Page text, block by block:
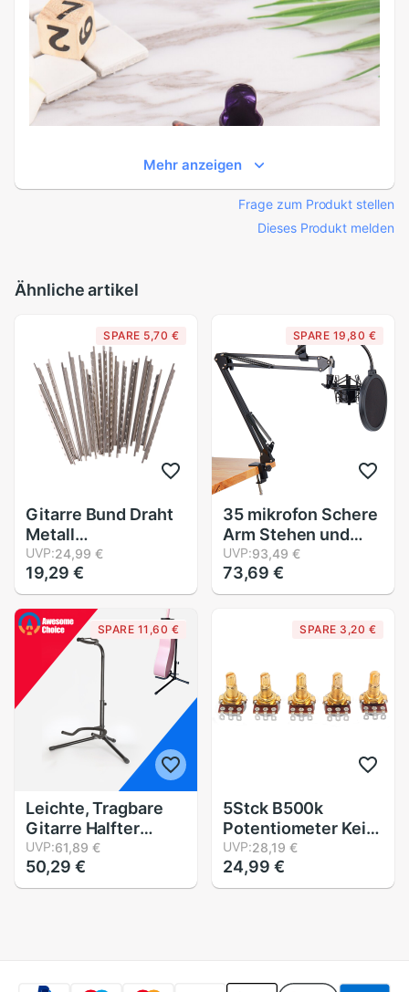
Mehr anzeigen
Frage zum Produkt stellen
Dieses Produkt melden
Ähnliche artikel
SPARE 5,70 €
Gitarre Bund Draht
Metall
Durcheinander
Kupfer-Nickel
1,7mm 19pc
UkuMandBanj
Mandoline Banjo
oder Mini Gitarre
DIY Für Gitarre
Zubehör
UVP:24,99 €
19,29 €
SPARE 19,80 €
35 mikrofon Schere
Arm Stehen und
Tisch Montage
Klemme & NW Filter
Windschutz Schild
UVP:93,49 €
73,69 €
SPARE 11,60 €
Leichte, Tragbare
Gitarre Halfter
Stehen Bass Saiten
Instrument für
Professionelle
UVP:61,89 €
50,29 €
SPARE 3,20 €
5Stck B500k
Potentiometer Keil
Topf Elektrische
Gitarre Bass
Wirkung Ampere
UVP:28,19 €
24,99 €